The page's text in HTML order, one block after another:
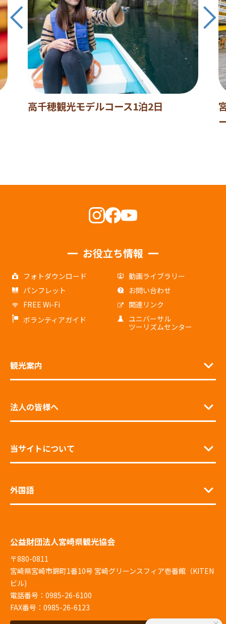
高千穂観光モデルコース1泊2日
お役立ち情報
フォトダウンロード
動画ライブラリー
パンフレット
お問い合わせ
FREE Wi-Fi
関連リンク
ボランティアガイド
ユニバーサル
ツーリズムセンター
観光案内
法人の皆様へ
当サイトについて
外国語
公益財団法人宮崎県観光協会
〒880-0811
宮崎県宮崎市錦町1番10号 宮崎グリーンスフィア壱番館（KITEN
ビル)
電話番号：0985-26-6100
FAX番号：0985-26-6123